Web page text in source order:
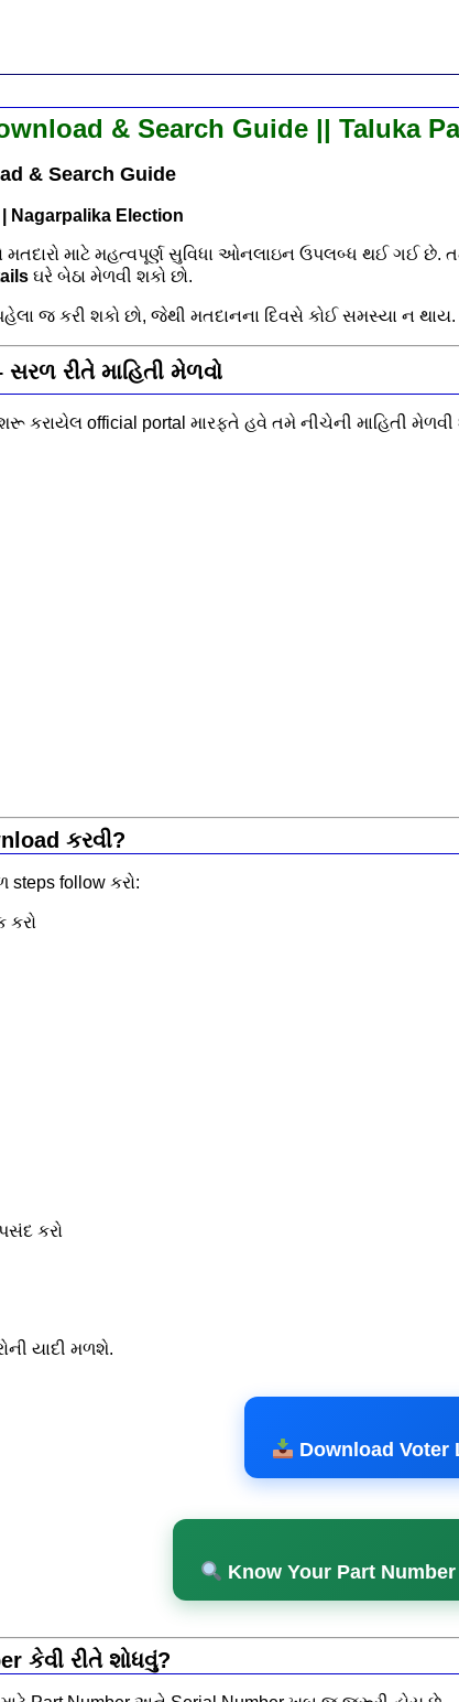
& Search Guide || Taluka
& Search Guide
Nagarpalika Election
મતદારો માટે મહત્વપૂર્ણ સુવિધા ઓનલાઇન ઉપલબ્ધ થઈ ગઈ છે.
ઘરે બેઠા મેળવી શકો છો.
જ કરી શકો છો, જેથી મતદાનના દિવસે કોઈ સમસ્યા ન થાય.
રીતે માહિતી મેળવો
શરૂ કરાયેલ official portal મારફતે હવે તમે નીચેની માહિતી મેળવી
કરવી?
steps follow કરો:
કરો
કરો
યાદી મળશે.
Download Voter
Know Your Part
કેવી રીતે શોધવું?